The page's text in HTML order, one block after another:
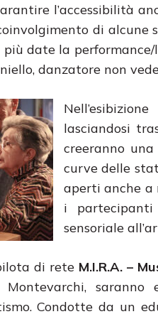
l’accessibilità
di alcune
date la
danzatore non
lasciandosi
creeranno
curve delle
aperti anche a
i partecipanti
sensoriale
di rete M.I.R.A. –
Montevarchi,
Condotte da un